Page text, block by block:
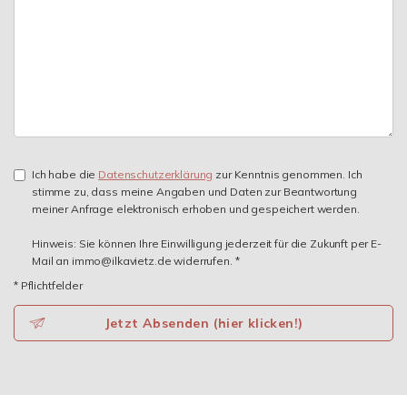
Ich habe die Datenschutzerklärung zur Kenntnis genommen. Ich
stimme zu, dass meine Angaben und Daten zur Beantwortung
meiner Anfrage elektronisch erhoben und gespeichert werden.
Hinweis: Sie können Ihre Einwilligung jederzeit für die Zukunft per E-
Mail an immo@ilkavietz.de widerrufen. *
* Pflichtfelder
Jetzt Absenden (hier klicken!)